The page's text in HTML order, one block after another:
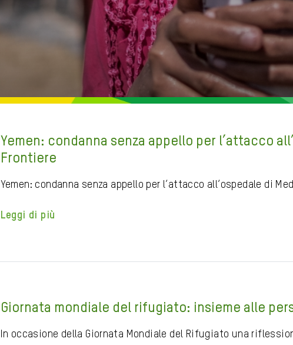
Yemen: condanna senza appello per l’attacco
Frontiere
Yemen: condanna senza appello per l’attacco all’ospedale di
Leggi di più
Giornata mondiale del rifugiato: insieme alle
In occasione della Giornata Mondiale del Rifugiato una